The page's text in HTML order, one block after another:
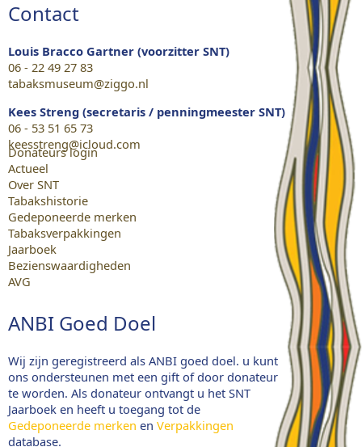
Contact
Louis Bracco Gartner (voorzitter SNT)
06 - 22 49 27 83
tabaksmuseum@ziggo.nl
Kees Streng (secretaris / penningmeester SNT)
06 - 53 51 65 73
keesstreng@icloud.com
Donateurs login
Actueel
Over SNT
Tabakshistorie
Gedeponeerde merken
Tabaksverpakkingen
Jaarboek
Bezienswaardigheden
AVG
ANBI Goed Doel
Wij zijn geregistreerd als ANBI goed doel. u kunt
ons ondersteunen met een gift of door donateur
te worden. Als donateur ontvangt u het SNT
Jaarboek en heeft u toegang tot de
Gedeponeerde merken en Verpakkingen
database.